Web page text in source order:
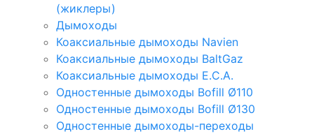
(жиклеры)
Дымоходы
Коаксиальные дымоходы Navien
Коаксиальные дымоходы BaltGaz
Коаксиальные дымоходы E.C.A.
Одностенные дымоходы Bofill Ø110
Одностенные дымоходы Bofill Ø130
Одностенные дымоходы-переходы